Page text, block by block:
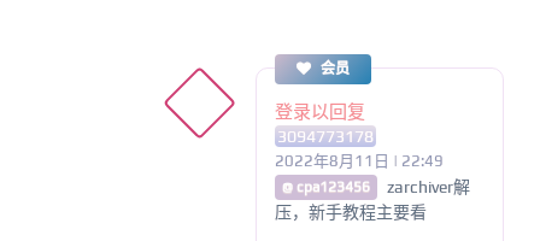
会员
登录以回复
3094773178
2022年8月11日 | 22:49
@ cpa123456
zarchiver解
压，新手教程主要看